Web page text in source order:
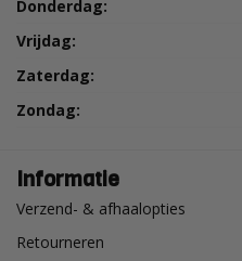
Donderdag:
Vrijdag:
Zaterdag:
Zondag:
Informatie
Verzend- & afhaalopties
Retourneren